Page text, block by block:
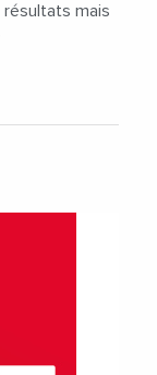
résultats mais